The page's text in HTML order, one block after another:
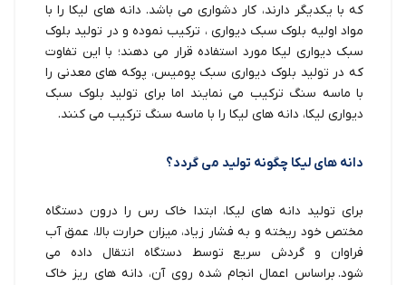
که با یکدیگر دارند، کار دشواری می باشد. دانه های لیکا را با
مواد اولیه بلوک سبک دیواری ، ترکیب نموده و در تولید بلوک
سبک دیواری لیکا مورد استفاده قرار می دهند؛ با این تفاوت
که در تولید بلوک دیواری سبک پومیس، پوکه های معدنی را
با ماسه سنگ ترکیب می نمایند اما برای تولید بلوک سبک
دیواری لیکا، دانه های لیکا را با ماسه سنگ ترکیب می کنند.
دانه های لیکا چگونه تولید می گردد؟
برای تولید دانه های لیکا، ابتدا خاک رس را درون دستگاه
مختص خود ریخته و به فشار زیاد، میزان حرارت بالا، عمق آب
فراوان و گردش سریع توسط دستگاه انتقال داده می
شود. براساس اعمال انجام شده روی آن، دانه های ریز خاک